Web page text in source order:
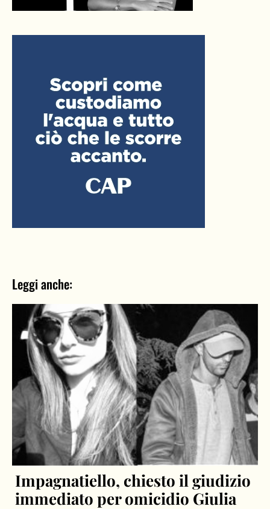
Leggi anche:
Impagnatiello, chiesto il giudizio
immediato per omicidio Giulia